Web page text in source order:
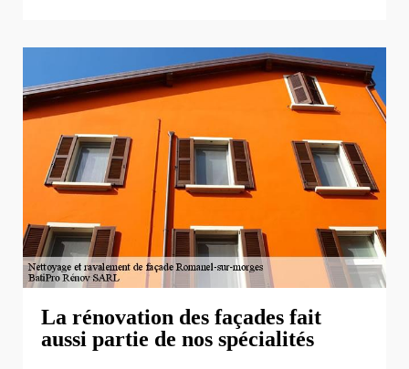
La rénovation des façades fait
aussi partie de nos spécialités